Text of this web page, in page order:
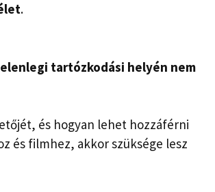
.
tartózkodási helyén nem
és hogyan lehet hozzáférni
és filmhez, akkor szüksége lesz